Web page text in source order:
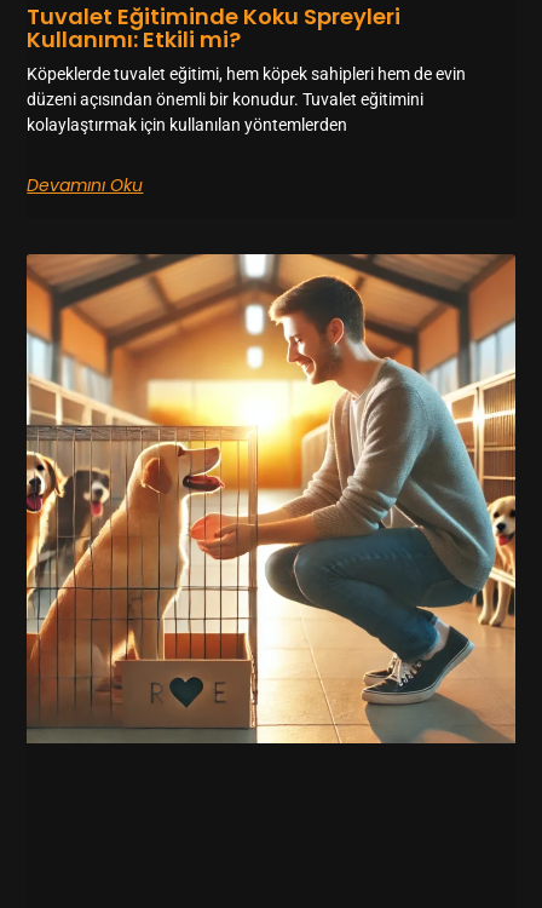
Tuvalet Eğitiminde Koku Spreyleri
Kullanımı: Etkili mi?
Köpeklerde tuvalet eğitimi, hem köpek sahipleri hem de evin
düzeni açısından önemli bir konudur. Tuvalet eğitimini
kolaylaştırmak için kullanılan yöntemlerden
Devamını Oku